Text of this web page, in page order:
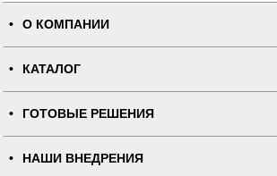
О КОМПАНИИ
КАТАЛОГ
ГОТОВЫЕ РЕШЕНИЯ
НАШИ ВНЕДРЕНИЯ